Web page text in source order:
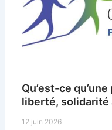
Qu’est-ce
liberté, solidarité
12 juin 2026